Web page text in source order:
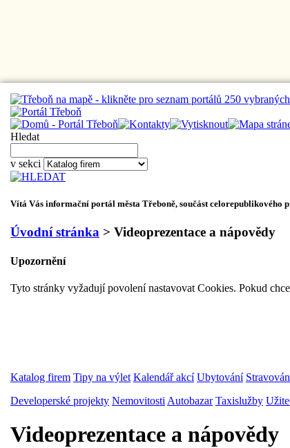
Hledat
v sekci
Vítá Vás informační portál města Třeboně, součást celorepublikového
Úvodní stránka > Videoprezentace a nápovědy
Upozornění
Tyto stránky vyžadují povolení nastavovat Cookies. Pokud
Katalog firem Tipy na výlet Kalendář akcí Ubytování
Developerské projekty Nemovitosti Autobazar Taxislužby
Videoprezentace a nápovědy